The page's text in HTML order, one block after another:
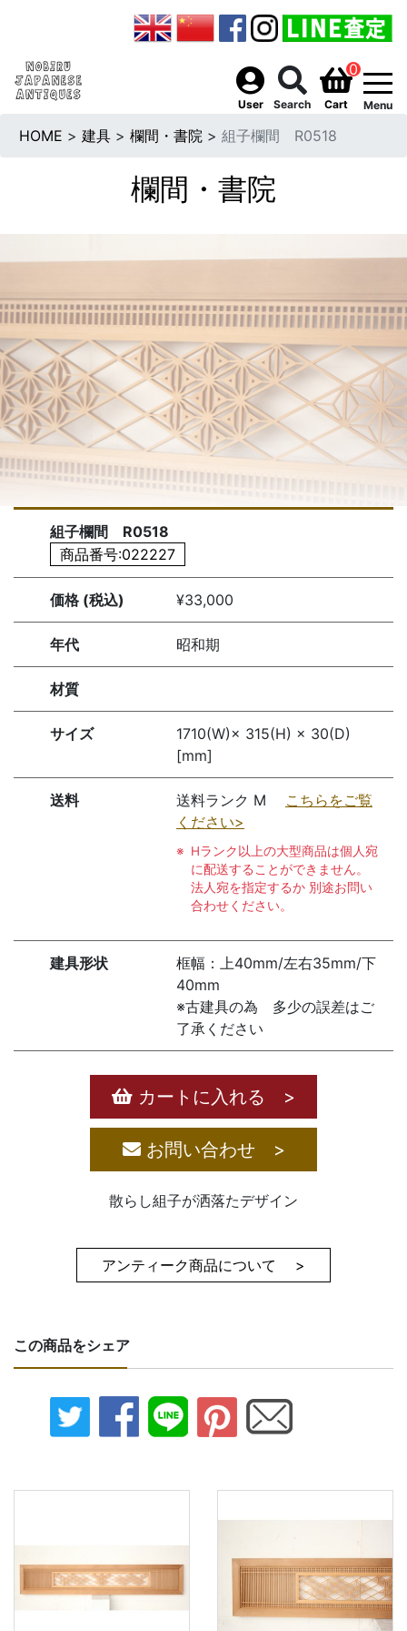
User Search
0
Cart Menu
HOME > 建具 > 欄間・書院 > 組子欄間 R0518
欄間・書院
組子欄間 R0518
商品番号:022227
価格 (税込) ¥33,000
年代 昭和期
材質
サイズ
1710(W)× 315(H) × 30(D)
[mm]
送料 送料ランク M こちらをご覧
ください>
Hランク以上の大型商品は個人宛
に配送することができません。
法人宛を指定するか 別途お問い
合わせください。
建具形状
框幅：上40mm/左右35mm/下
40mm
※古建具の為 多少の誤差はご
了承ください
カートに入れる >
お問い合わせ >
散らし組子が洒落たデザイン
アンティーク商品について >
この商品をシェア